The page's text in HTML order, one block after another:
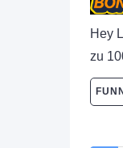
Hey
zu